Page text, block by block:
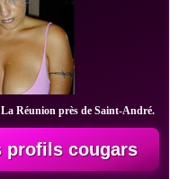
Réunion près de Saint-André.
profils cougars